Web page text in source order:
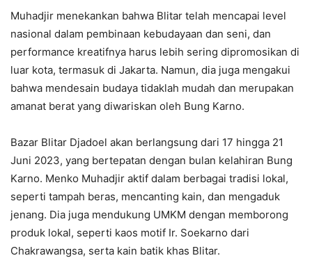
Muhadjir menekankan bahwa Blitar telah mencapai level
nasional dalam pembinaan kebudayaan dan seni, dan
performance kreatifnya harus lebih sering dipromosikan di
luar kota, termasuk di Jakarta. Namun, dia juga mengakui
bahwa mendesain budaya tidaklah mudah dan merupakan
amanat berat yang diwariskan oleh Bung Karno.
Bazar Blitar Djadoel akan berlangsung dari 17 hingga 21
Juni 2023, yang bertepatan dengan bulan kelahiran Bung
Karno. Menko Muhadjir aktif dalam berbagai tradisi lokal,
seperti tampah beras, mencanting kain, dan mengaduk
jenang. Dia juga mendukung UMKM dengan memborong
produk lokal, seperti kaos motif Ir. Soekarno dari
Chakrawangsa, serta kain batik khas Blitar.